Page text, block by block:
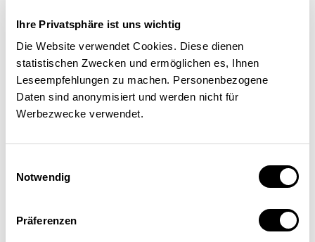
Ihre Privatsphäre ist uns wichtig
Die Website verwendet Cookies. Diese dienen
statistischen Zwecken und ermöglichen es, Ihnen
Leseempfehlungen zu machen. Personenbezogene
Daten sind anonymisiert und werden nicht für
Werbezwecke verwendet.
Notwendig
Präferenzen
sollen auch Endkunden zur
zivilrechtlichen Durchsetzung
ihrer Ansprüche aus
Kartellrechtsverstössen
ermächtigt werden. Welche
Bedeutung diese Ausweitung
der Klagelegitimation je
erreichen wird, ist jedoch offen.
Die Verhängung einer